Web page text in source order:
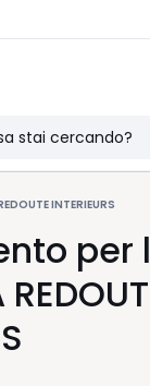
INTERIEURS
per